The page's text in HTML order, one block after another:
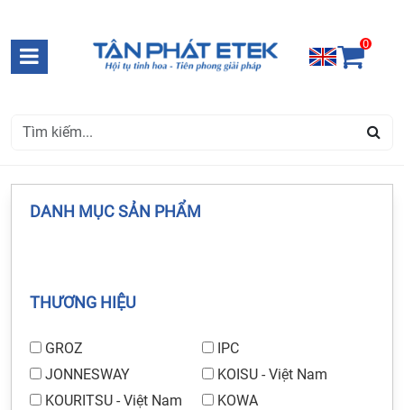
0
DANH MỤC SẢN PHẨM
THƯƠNG HIỆU
GROZ
IPC
JONNESWAY
KOISU - Việt Nam
KOURITSU - Việt Nam
KOWA